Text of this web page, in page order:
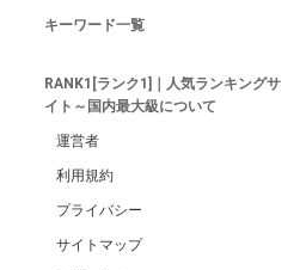
キーワード一覧
RANK1[ランク1]｜人気ランキングサ
イト～国内最大級について
運営者
利用規約
プライバシー
サイトマップ